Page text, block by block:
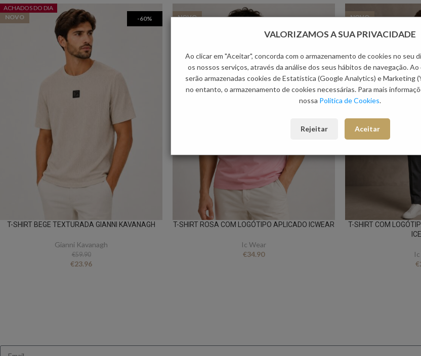
NOVO -60%
ACHADOS DO DIA
T-SHIRT BEGE TEXTURADA GIANNI KAVANAGH
Gianni Kavanagh
€59.90
€23.96
NOVO
T-SHIRT ROSA COM LOGÓTIPO APLICADO ICWEAR
Ic Wear
€34.90
NOVO
T-SHIRT COM
€
VALORIZAMOS A SUA PRIVACIDADE
Ao clicar em "Aceitar", concorda com o armazenamento de cookies no seu
os nossos serviços, através da análise dos seus hábitos de navegação.
serão armazenadas cookies de Estatística (Google Analytics) e Marketing
no entanto, o armazenamento de cookies necessárias. Para mais
nossa Política de Cookies.
Rejeitar Aceitar